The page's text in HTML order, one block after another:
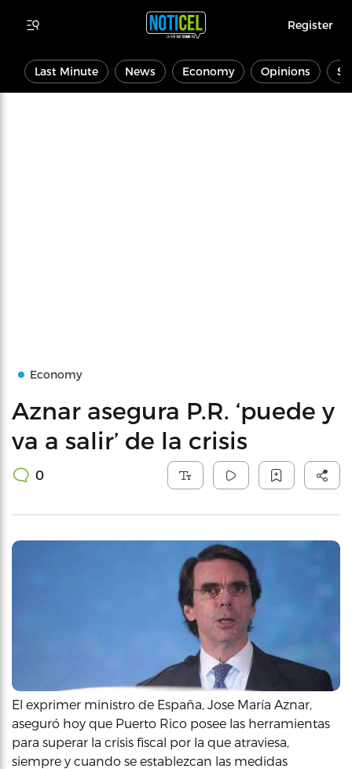
Register
Last Minute News Economy Opinions
Economy
Aznar asegura P.R. ‘puede y
va a salir’ de la crisis
0
El exprimer ministro de España, Jose María Aznar,
aseguró hoy que Puerto Rico posee las herramientas
para superar la crisis fiscal por la que atraviesa,
siempre y cuando se establezcan las medidas